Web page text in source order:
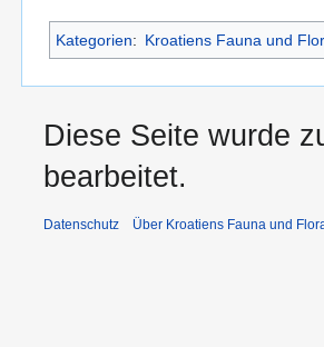
Kategorien: Kroatiens Fauna und
Diese Seite wurde
bearbeitet.
Datenschutz Über Kroatiens Fauna und